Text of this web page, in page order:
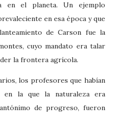
en el planeta. Un ejemplo
en esa época y que
de Carson fue la
cuyo mandato era talar
la frontera agrícola.
los profesores que habían
en la que la naturaleza era
de progreso, fueron